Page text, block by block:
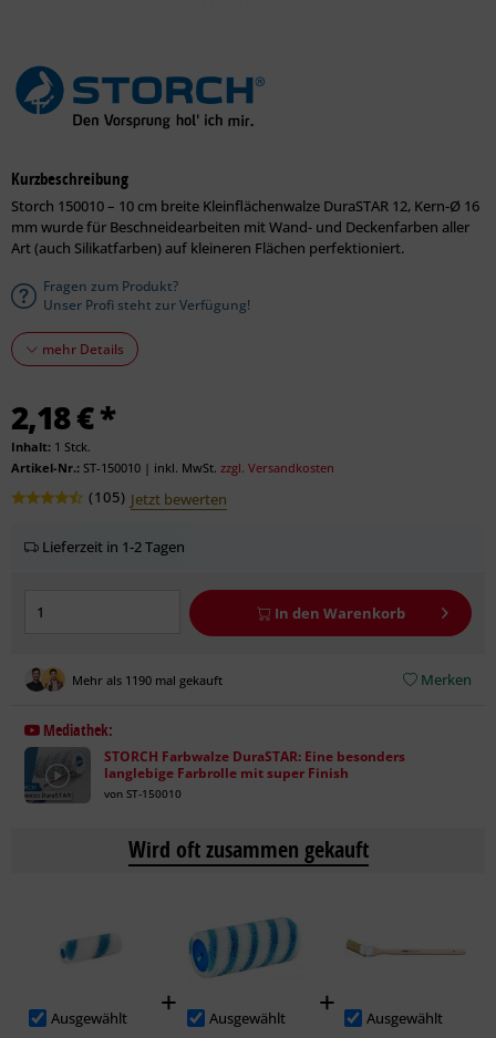
Kurzbeschreibung
Storch 150010 – 10 cm breite Kleinflächenwalze DuraSTAR 12, Kern-Ø 16
mm wurde für Beschneidearbeiten mit Wand- und Deckenfarben aller
Art (auch Silikatfarben) auf kleineren Flächen perfektioniert.
Fragen zum Produkt?
Unser Profi steht zur Verfügung!
mehr Details
2,18 € *
Inhalt: 1 Stck.
Artikel-Nr.: ST-150010 | inkl. MwSt. zzgl. Versandkosten
(105) Jetzt bewerten
Lieferzeit in 1-2 Tagen
In den Warenkorb
Mehr als 1190 mal gekauft Merken
Mediathek:
STORCH Farbwalze DuraSTAR: Eine besonders
langlebige Farbrolle mit super Finish
von ST-150010
Wird oft zusammen gekauft
Ausgewählt
Ausgewählt
Ausgewählt